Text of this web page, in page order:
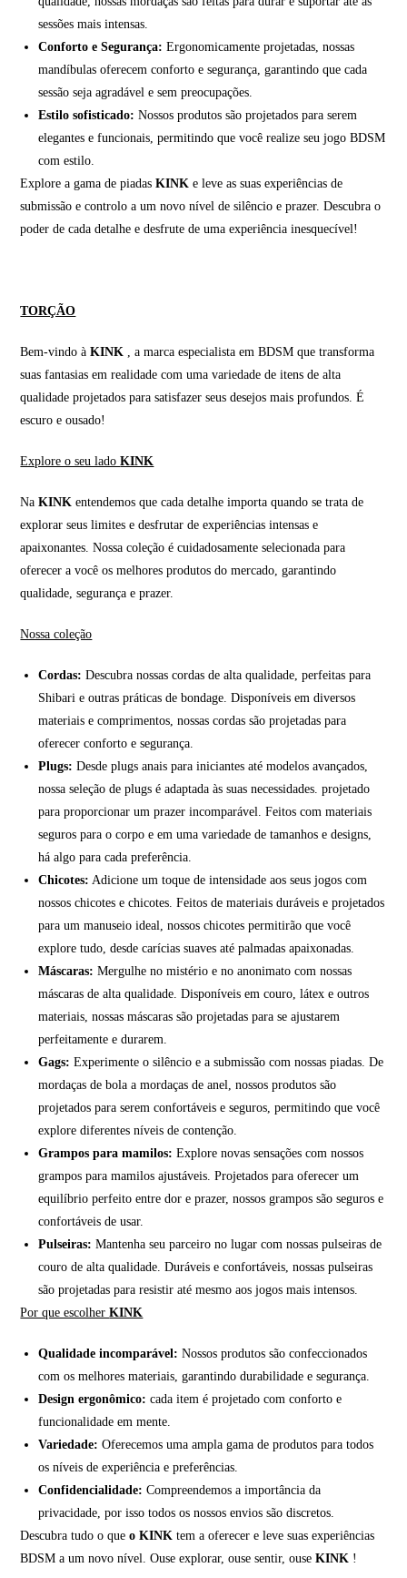
sessões mais intensas.
Conforto e Segurança: Ergonomicamente projetadas, nossas
mandíbulas oferecem conforto e segurança, garantindo que cada
sessão seja agradável e sem preocupações.
Estilo sofisticado: Nossos produtos são projetados para serem
elegantes e funcionais, permitindo que você realize seu jogo BDSM
com estilo.
Explore a gama de piadasKINK e leve as suas experiências de
submissão e controlo a um novo nível de silêncio e prazer. Descubra o
poder de cada detalhe e desfrute de uma experiência inesquecível!
TORÇÃO
Bem-vindo àKINK , a marca especialista em BDSM que transforma
suas fantasias em realidade com uma variedade de itens de alta
qualidade projetados para satisfazer seus desejos mais profundos. É
escuro e ousado!
Explore o seu ladoKINK
NaKINK entendemos que cada detalhe importa quando se trata de
explorar seus limites e desfrutar de experiências intensas e
apaixonantes. Nossa coleção é cuidadosamente selecionada para
oferecer a você os melhores produtos do mercado, garantindo
qualidade, segurança e prazer.
Nossa coleção
Cordas: Descubra nossas cordas de alta qualidade, perfeitas para
Shibari e outras práticas de bondage. Disponíveis em diversos
materiais e comprimentos, nossas cordas são projetadas para
oferecer conforto e segurança.
Plugs: Desde plugs anais para iniciantes até modelos avançados,
nossa seleção de plugs é adaptada às suas necessidades. projetado
para proporcionar um prazer incomparável. Feitos com materiais
seguros para o corpo e em uma variedade de tamanhos e designs,
há algo para cada preferência.
Chicotes: Adicione um toque de intensidade aos seus jogos com
nossos chicotes e chicotes. Feitos de materiais duráveis e projetados
para um manuseio ideal, nossos chicotes permitirão que você
explore tudo, desde carícias suaves até palmadas apaixonadas.
Máscaras: Mergulhe no mistério e no anonimato com nossas
máscaras de alta qualidade. Disponíveis em couro, látex e outros
materiais, nossas máscaras são projetadas para se ajustarem
perfeitamente e durarem.
Gags: Experimente o silêncio e a submissão com nossas piadas. De
mordaças de bola a mordaças de anel, nossos produtos são
projetados para serem confortáveis e seguros, permitindo que você
explore diferentes níveis de contenção.
Grampos para mamilos: Explore novas sensações com nossos
grampos para mamilos ajustáveis. Projetados para oferecer um
equilíbrio perfeito entre dor e prazer, nossos grampos são seguros e
confortáveis de usar.
Pulseiras: Mantenha seu parceiro no lugar com nossas pulseiras de
couro de alta qualidade. Duráveis e confortáveis, nossas pulseiras
são projetadas para resistir até mesmo aos jogos mais intensos.
Por que escolherKINK
Qualidade incomparável: Nossos produtos são confeccionados
com os melhores materiais, garantindo durabilidade e segurança.
Design ergonômico: cada item é projetado com conforto e
funcionalidade em mente.
Variedade: Oferecemos uma ampla gama de produtos para todos
os níveis de experiência e preferências.
Confidencialidade: Compreendemos a importância da
privacidade, por isso todos os nossos envios são discretos.
Descubra tudo o queo KINK tem a oferecer e leve suas experiências
BDSM a um novo nível. Ouse explorar, ouse sentir, ouseKINK !